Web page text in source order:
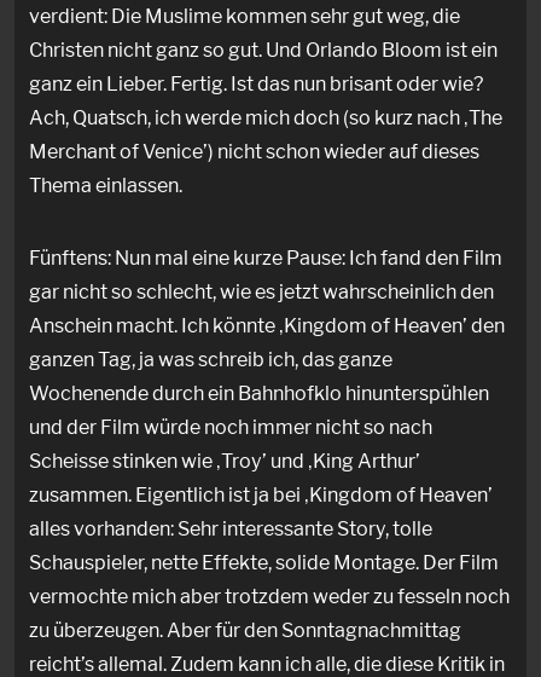
verdient: Die Muslime kommen sehr gut weg, die
Christen nicht ganz so gut. Und Orlando Bloom ist ein
ganz ein Lieber. Fertig. Ist das nun brisant oder wie?
Ach, Quatsch, ich werde mich doch (so kurz nach ‚The
Merchant of Venice’) nicht schon wieder auf dieses
Thema einlassen.
Fünftens: Nun mal eine kurze Pause: Ich fand den Film
gar nicht so schlecht, wie es jetzt wahrscheinlich den
Anschein macht. Ich könnte ‚Kingdom of Heaven’ den
ganzen Tag, ja was schreib ich, das ganze
Wochenende durch ein Bahnhofklo hinunterspühlen
und der Film würde noch immer nicht so nach
Scheisse stinken wie ‚Troy’ und ‚King Arthur’
zusammen. Eigentlich ist ja bei ‚Kingdom of Heaven’
alles vorhanden: Sehr interessante Story, tolle
Schauspieler, nette Effekte, solide Montage. Der Film
vermochte mich aber trotzdem weder zu fesseln noch
zu überzeugen. Aber für den Sonntagnachmittag
reicht’s allemal. Zudem kann ich alle, die diese Kritik in